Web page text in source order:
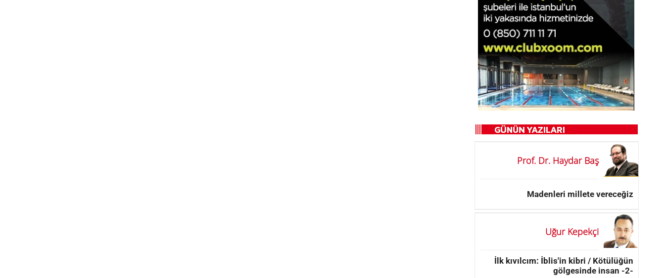
Prof. Dr. Haydar Baş
Madenleri millete vereceğiz
Uğur Kepekçi
İlk kıvılcım: İblis'in kibri / Kötülüğün
gölgesinde insan -2-